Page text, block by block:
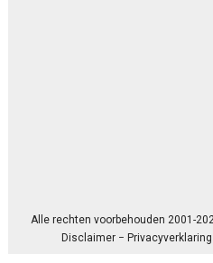
Alle rechten voorbehouden 2001-
Disclaimer −Privacyverklaring